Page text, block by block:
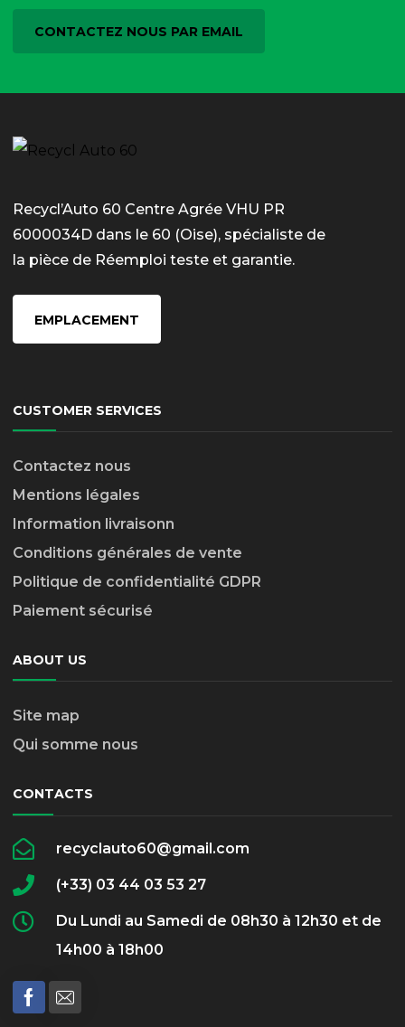
CONTACTEZ NOUS PAR EMAIL
Recycl’Auto 60 Centre Agrée VHU PR
6000034D dans le 60 (Oise), spécialiste de
la pièce de Réemploi teste et garantie.
EMPLACEMENT
CUSTOMER SERVICES
Contactez nous
Mentions légales
Information livraisonn
Conditions générales de vente
Politique de confidentialité GDPR
Paiement sécurisé
ABOUT US
Site map
Qui somme nous
CONTACTS
recyclauto60@gmail.com
(+33) 03 44 03 53 27
Du Lundi au Samedi de 08h30 à 12h30 et de
14h00 à 18h00